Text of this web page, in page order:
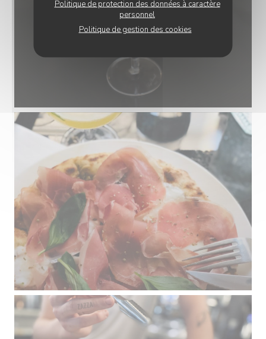
Politique de protection des données à caractère
personnel
Politique de gestion des cookies